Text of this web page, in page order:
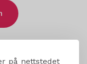
på nettstedet